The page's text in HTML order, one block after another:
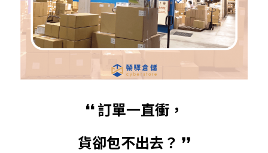
❛❛ 訂單一直衝，
貨卻包不出去？ ❜❜